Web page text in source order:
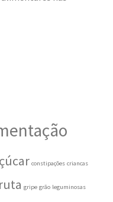
constipações criancas
gripe grão leguminosas